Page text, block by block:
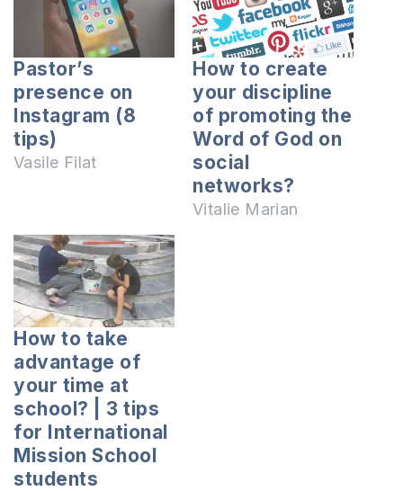
Pastor’s
presence on
Instagram (8
tips)
Vasile Filat
How to create
your discipline
of promoting the
Word of God on
social
networks?
Vitalie Marian
How to take
advantage of
your time at
school? | 3 tips
for International
Mission School
students